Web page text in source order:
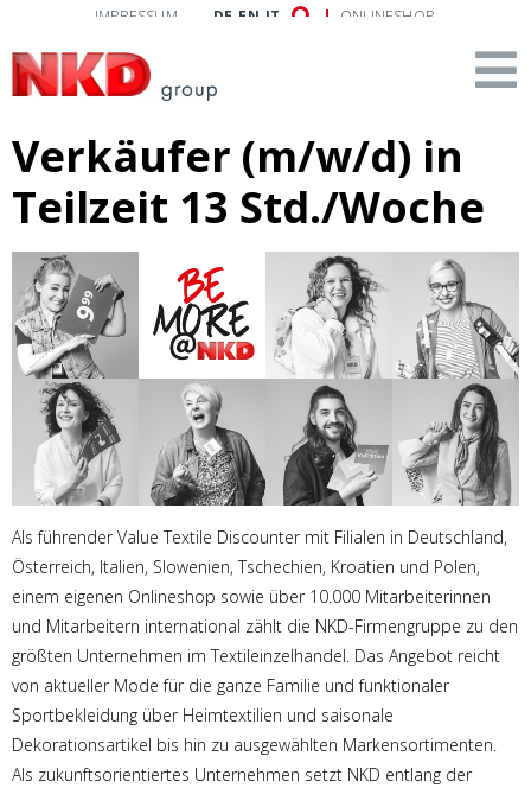
IMPRESSUM DE EN IT ONLINESHOP
Verkäufer (m/w/d) in
Teilzeit 13 Std./Woche
Als führender Value Textile Discounter mit Filialen in Deutschland,
Österreich, Italien, Slowenien, Tschechien, Kroatien und Polen,
einem eigenen Onlineshop sowie über 10.000 Mitarbeiterinnen
und Mitarbeitern international zählt die NKD-Firmengruppe zu den
größten Unternehmen im Textileinzelhandel. Das Angebot reicht
von aktueller Mode für die ganze Familie und funktionaler
Sportbekleidung über Heimtextilien und saisonale
Dekorationsartikel bis hin zu ausgewählten Markensortimenten.
Als zukunftsorientiertes Unternehmen setzt NKD entlang der